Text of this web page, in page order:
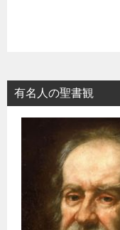
有名人の聖書観